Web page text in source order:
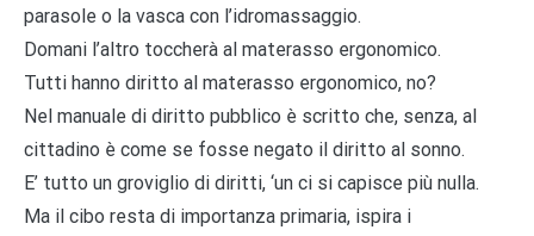
parasole o la vasca con l’idromassaggio.
Domani l’altro toccherà al materasso ergonomico.
Tutti hanno diritto al materasso ergonomico, no?
Nel manuale di diritto pubblico è scritto che, senza, al
cittadino è come se fosse negato il diritto al sonno.
E’ tutto un groviglio di diritti, ‘un ci si capisce più nulla.
Ma il cibo resta di importanza primaria, ispira i